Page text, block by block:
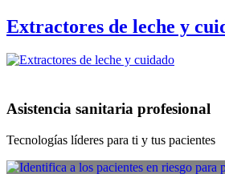
Extractores de leche y
Asistencia sanitaria profesional
Tecnologías líderes para ti y tus pacientes